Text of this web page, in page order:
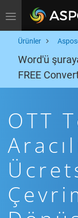
Toggle navigation
Ürünler
Word'ü
FREE
OTT